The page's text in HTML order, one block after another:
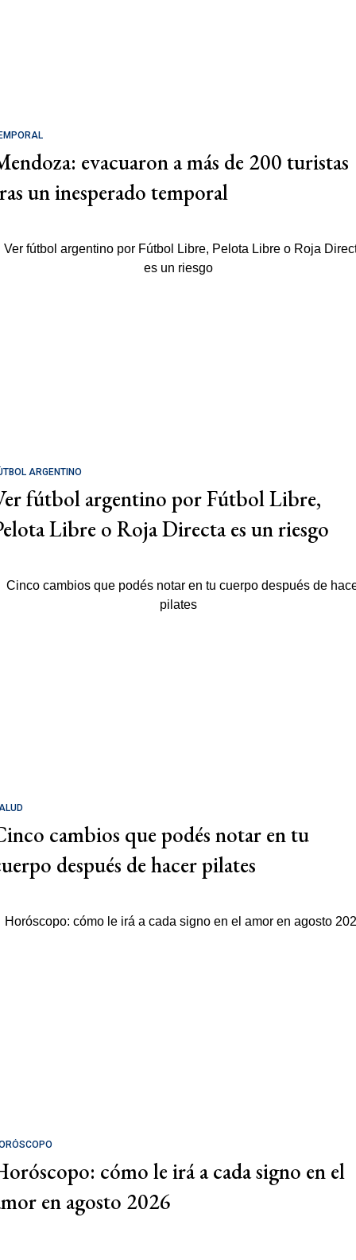
evacuaron a más de 200 turistas
un inesperado temporal
ARGENTINO
fútbol argentino por Fútbol Libre,
Libre o Roja Directa es un riesgo
cambios que podés notar en tu
después de hacer pilates
cómo le irá a cada signo en el
en agosto 2026